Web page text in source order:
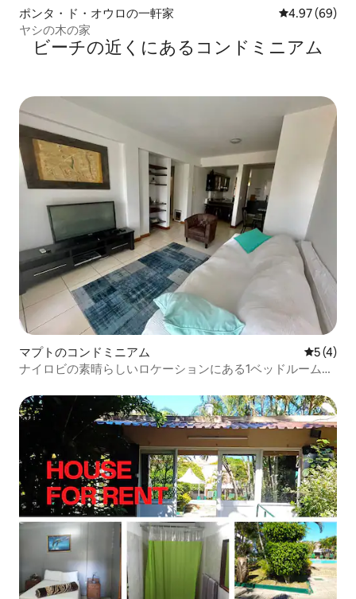
ポンタ・ド・オウロの一軒家 レビュー69
4.97 (69)
ヤシの木の家
ビーチの近くにあるコンドミニアム
マプトのコンドミニアム レビュー
5 (4)
ナイロビの素晴らしいロケーションにある1ベッドルームア